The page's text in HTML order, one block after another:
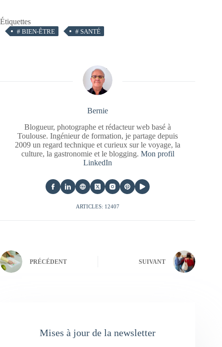
Étiquettes
# BIEN-ÊTRE # SANTÉ
Bernie
Blogueur, photographe et rédacteur web basé à
Toulouse. Ingénieur de formation, je partage depuis
2009 un regard technique et curieux sur le voyage, la
culture, la gastronomie et le blogging. Mon profil
LinkedIn
ARTICLES: 12407
PRÉCÉDENT SUIVANT
Mises à jour de la newsletter